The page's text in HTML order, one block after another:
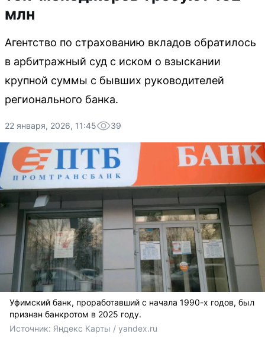
млн
Агентство по страхованию вкладов обратилось
в арбитражный суд с иском о взыскании
крупной суммы с бывших руководителей
регионального банка.
22 января, 2026, 11:45 39
Уфимский банк, проработавший с начала 1990-х годов, был
признан банкротом в 2025 году.
Источник: Яндекс Карты / yandex.ru